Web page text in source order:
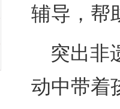
辅导，帮
突出非
动中带着